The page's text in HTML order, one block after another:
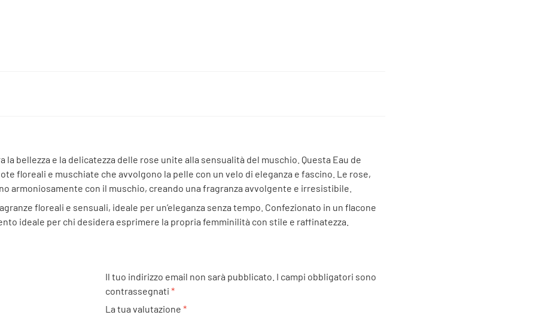
la bellezza e la delicatezza delle rose unite alla sensualità del muschio. Questa Eau de
floreali e muschiate che avvolgono la pelle con un velo di eleganza e fascino. Le rose,
armoniosamente con il muschio, creando una fragranza avvolgente e irresistibile.
floreali e sensuali, ideale per un’eleganza senza tempo. Confezionato in un flacone
ideale per chi desidera esprimere la propria femminilità con stile e raffinatezza.
Il tuo indirizzo email non sarà pubblicato. I campi obbligatori sono
contrassegnati *
La tua valutazione *